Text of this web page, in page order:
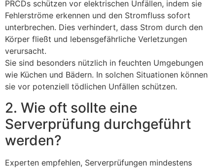
PRCDs schützen vor elektrischen Unfällen, indem sie
Fehlerströme erkennen und den Stromfluss sofort
unterbrechen. Dies verhindert, dass Strom durch den
Körper fließt und lebensgefährliche Verletzungen
verursacht.
Sie sind besonders nützlich in feuchten Umgebungen
wie Küchen und Bädern. In solchen Situationen können
sie vor potenziell tödlichen Unfällen schützen.
2. Wie oft sollte eine
Serverprüfung durchgeführt
werden?
Experten empfehlen, Serverprüfungen mindestens